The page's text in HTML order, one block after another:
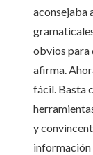
aconsejaba
obvios para
afirma.
fácil. Basta
y
información